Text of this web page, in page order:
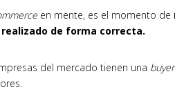
en mente, es el momento de
de forma correcta.
del mercado tienen una